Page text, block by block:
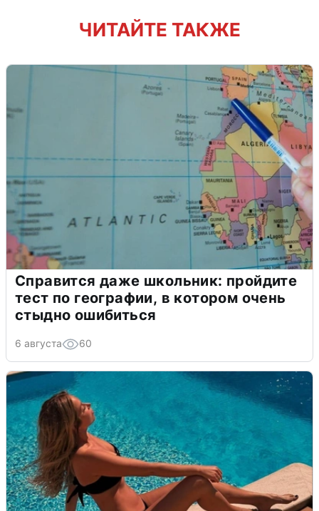
ЧИТАЙТЕ ТАКЖЕ
Справится даже школьник: пройдите
тест по географии, в котором очень
стыдно ошибиться
6 августа 60